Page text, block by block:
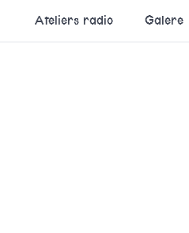
Ateliers radio Galere